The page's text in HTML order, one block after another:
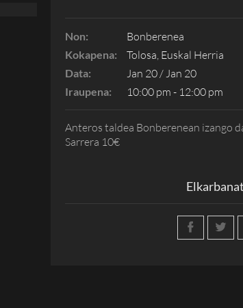
Non: Bonberenea
Kokapena: Tolosa, Euskal Herria
Data: Jan 20 / Jan 20
Iraupena: 10:00 pm - 12:00 pm
Anteros taldea Bonberenean izango
Sarrera 10€